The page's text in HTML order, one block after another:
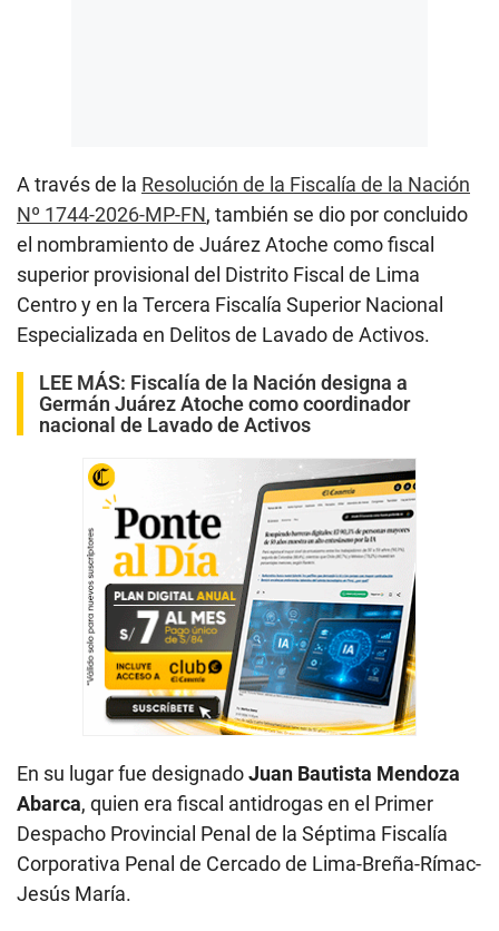
A través de la Resolución de la Fiscalía de la Nación
Nº 1744-2026-MP-FN, también se dio por concluido
el nombramiento de Juárez Atoche como fiscal
superior provisional del Distrito Fiscal de Lima
Centro y en la Tercera Fiscalía Superior Nacional
Especializada en Delitos de Lavado de Activos.
LEE MÁS: Fiscalía de la Nación designa a
Germán Juárez Atoche como coordinador
nacional de Lavado de Activos
En su lugar fue designadoJuan Bautista Mendoza
Abarca, quien era fiscal antidrogas en el Primer
Despacho Provincial Penal de la Séptima Fiscalía
Corporativa Penal de Cercado de Lima-Breña-Rímac-
Jesús María.